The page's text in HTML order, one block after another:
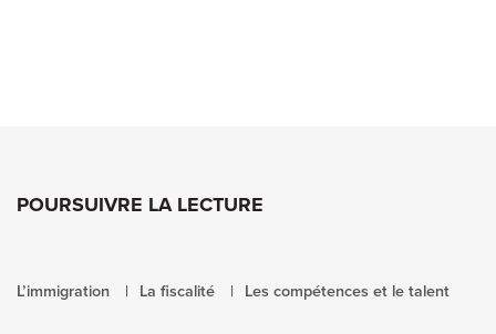
POURSUIVRE LA LECTURE
L’immigration La fiscalité Les compétences et le talent